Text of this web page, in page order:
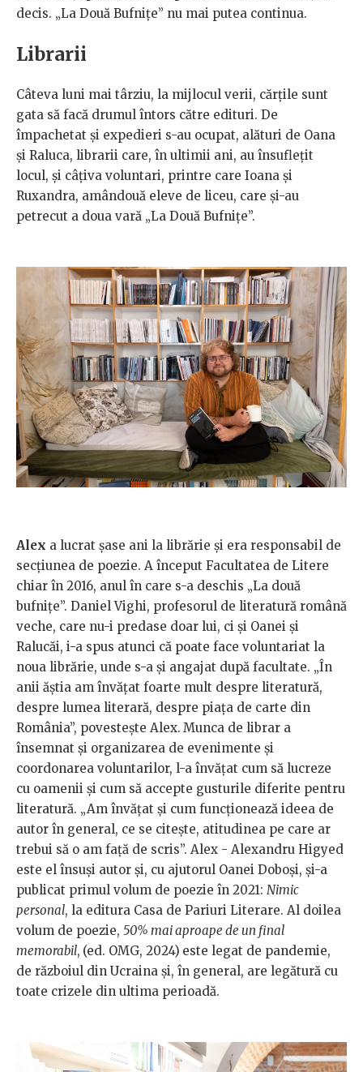
decis. „La Două Bufnițe” nu mai putea continua.
Librarii
Câteva luni mai târziu, la mijlocul verii, cărțile sunt
gata să facă drumul întors către edituri. De
împachetat și expedieri s-au ocupat, alături de Oana
și Raluca, librarii care, în ultimii ani, au însuflețit
locul, și câțiva voluntari, printre care Ioana și
Ruxandra, amândouă eleve de liceu, care și-au
petrecut a doua vară „La Două Bufnițe”.
Alex a lucrat șase ani la librărie și era responsabil de
secțiunea de poezie. A început Facultatea de Litere
chiar în 2016, anul în care s-a deschis „La două
bufnițe”. Daniel Vighi, profesorul de literatură română
veche, care nu-i predase doar lui, ci și Oanei și
Ralucăi, i-a spus atunci că poate face voluntariat la
noua librărie, unde s-a și angajat după facultate. „În
anii ăștia am învățat foarte mult despre literatură,
despre lumea literară, despre piața de carte din
România”, povestește Alex. Munca de librar a
însemnat și organizarea de evenimente și
coordonarea voluntarilor, l-a învățat cum să lucreze
cu oamenii și cum să accepte gusturile diferite pentru
literatură. „Am învățat și cum funcționează ideea de
autor în general, ce se citește, atitudinea pe care ar
trebui să o am față de scris”. Alex - Alexandru Higyed
este el însuși autor și, cu ajutorul Oanei Doboși, și-a
publicat primul volum de poezie în 2021: Nimic
personal, la editura Casa de Pariuri Literare. Al doilea
volum de poezie, 50% mai aproape de un final
memorabil, (ed. OMG, 2024) este legat de pandemie,
de războiul din Ucraina și, în general, are legătură cu
toate crizele din ultima perioadă.